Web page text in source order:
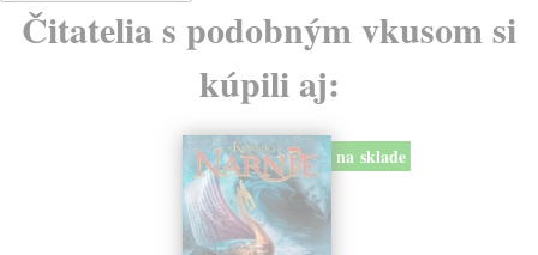
Čitatelia s podobným vkusom si
kúpili aj:
na sklade